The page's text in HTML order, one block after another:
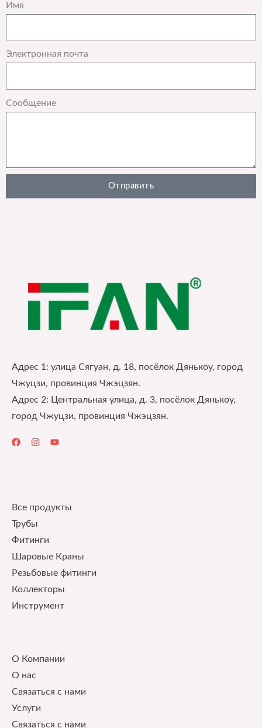
Имя
Электронная почта
Сообщение
Отправить
Адрес 1: улица Сягуан, д. 18, посёлок Дянькоу, город
Чжуцзи, провинция Чжэцзян.
Адрес 2: Центральная улица, д. 3, посёлок Дянькоу,
город Чжуцзи, провинция Чжэцзян.
Все продукты
Трубы
Фитинги
Шаровые Краны
Pезьбовые фитинги
Коллекторы
Инструмент
О Компании
О нас
Связаться с нами
Услуги
Связаться с нами